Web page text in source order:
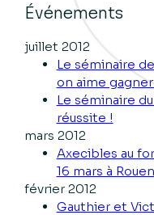
Événements
juillet 2012
Le séminaire
on aime gagner
Le séminaire
réussite !
mars 2012
Axecibles au
16 mars à
février 2012
Gauthier et